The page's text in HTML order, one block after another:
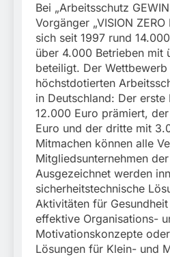
Bei „Arbeitsschutz
Vorgänger „VISION
sich seit 1997 rund
über 4.000 Betrieben mit
beteiligt. Der
höchstdotierten
in Deutschland: Der
12.000 Euro prämiert,
Euro und der dritte mit
Mitmachen können alle
Mitgliedsunternehmen der
Ausgezeichnet werden
sicherheitstechnische
Aktivitäten für
effektive Organisations-
Motivationskonzepte
Lösungen für Klein- und